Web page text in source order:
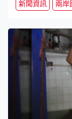
新聞資訊 兩岸